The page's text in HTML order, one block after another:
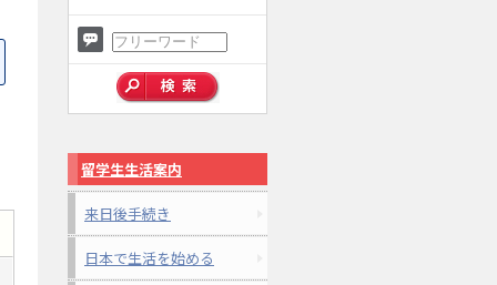
留学生生活案内
来日後手続き
日本で生活を始める